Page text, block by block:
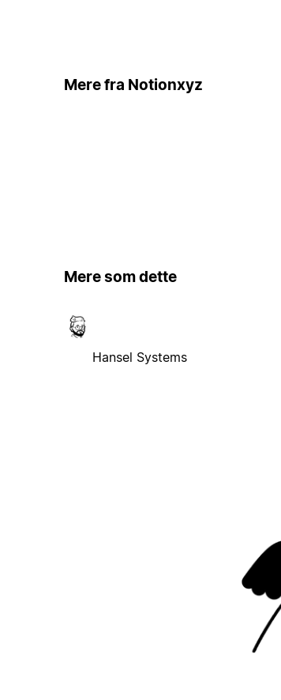
Mere fra Notionxyz
Mere som dette
Hansel Systems